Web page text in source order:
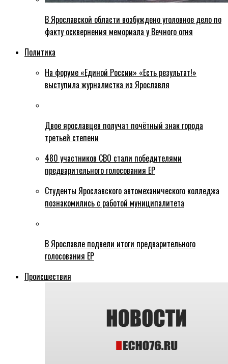
В Ярославской области возбуждено уголовное дело по
факту осквернения мемориала у Вечного огня
Политика
На форуме «Единой России» «Есть результат!»
выступила журналистка из Ярославля
Двое ярославцев получат почётный знак города
третьей степени
480 участников СВО стали победителями
предварительного голосования ЕР
Студенты Ярославского автомеханического колледжа
познакомились с работой муниципалитета
В Ярославле подвели итоги предварительного
голосования ЕР
Происшествия